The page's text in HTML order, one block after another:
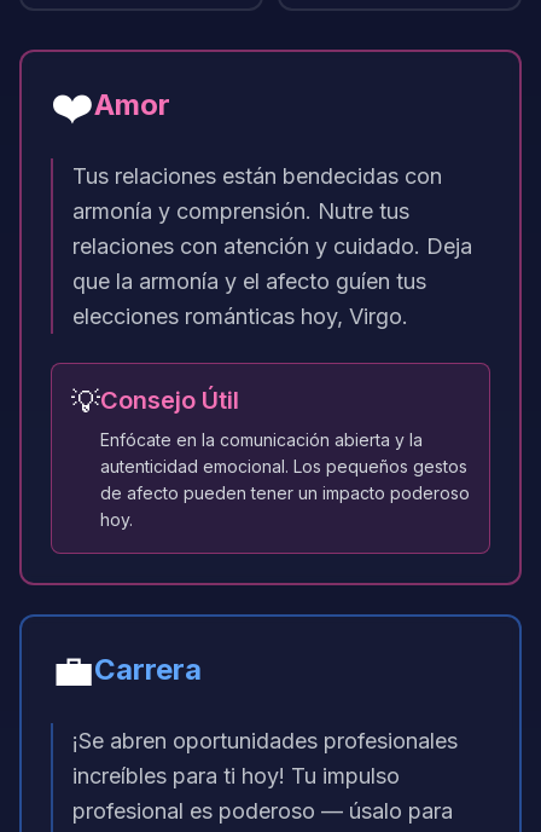
❤️Amor
Tus relaciones están bendecidas con
armonía y comprensión. Nutre tus
relaciones con atención y cuidado. Deja
que la armonía y el afecto guíen tus
elecciones románticas hoy, Virgo.
💡Consejo Útil
Enfócate en la comunicación abierta y la
autenticidad emocional. Los pequeños gestos
de afecto pueden tener un impacto poderoso
hoy.
💼Carrera
¡Se abren oportunidades profesionales
increíbles para ti hoy! Tu impulso
profesional es poderoso — úsalo para